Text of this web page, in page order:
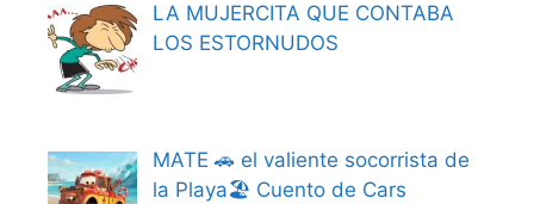
LA MUJERCITA QUE CONTABA
LOS ESTORNUDOS
MATE 🚗 el valiente socorrista de
la Playa🏖️ Cuento de Cars